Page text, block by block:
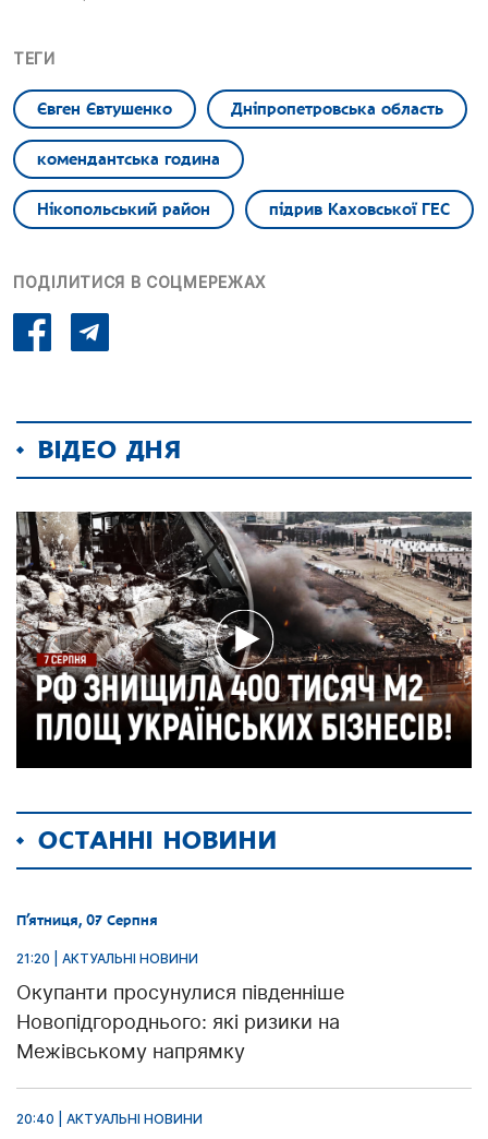
ТЕГИ
Євген Євтушенко Дніпропетровська область
комендантська година
Нікопольський район підрив Каховської ГЕС
ПОДІЛИТИСЯ В СОЦМЕРЕЖАХ
ВІДЕО ДНЯ
ОСТАННІ НОВИНИ
П’ятниця, 07 Серпня
21:20 | АКТУАЛЬНІ НОВИНИ
Окупанти просунулися південніше
Новопідгороднього: які ризики на
Межівському напрямку
20:40 | АКТУАЛЬНІ НОВИНИ